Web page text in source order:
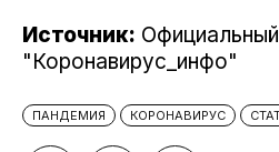
Источник: Официальный
"Коронавирус_инфо"
ПАНДЕМИЯ КОРОНАВИРУС